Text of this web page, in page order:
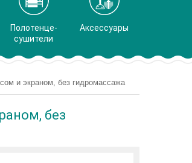
Полотенце-
сушители
Аксессуары
и экраном, без гидромассажа
без